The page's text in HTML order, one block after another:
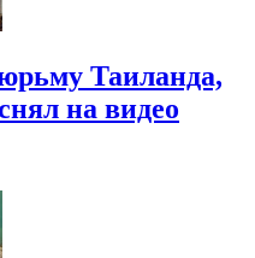
Таиланда,
на видео